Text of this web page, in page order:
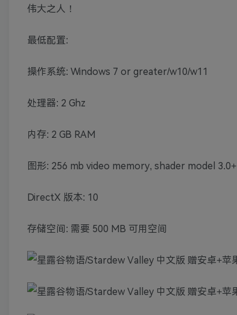
伟大之人！
最低配置:
操作系统: Windows 7 or greater/w10/w11
处理器: 2 Ghz
内存: 2 GB RAM
图形: 256 mb video memory, shader model 3.0+
DirectX 版本: 10
存储空间: 需要 500 MB 可用空间